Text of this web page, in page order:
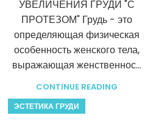
УВЕЛИЧЕНИЯ ГРУДИ "С
ПРОТЕЗОМ" Грудь - это
определяющая физическая
особенность женского тела,
выражающая женственнос...
CONTINUE READING
ЭСТЕТИКА ГРУДИ